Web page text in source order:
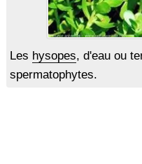
Les hysopes, d'eau ou
spermatophytes.